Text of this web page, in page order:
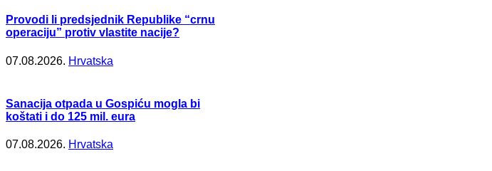
Provodi li predsjednik Republike “crnu
operaciju” protiv vlastite nacije?
07.08.2026. Hrvatska
Sanacija otpada u Gospiću mogla bi
koštati i do 125 mil. eura
07.08.2026. Hrvatska